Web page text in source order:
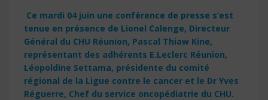
Ce mardi 04 juin une conférence de presse s’est
tenue en présence de Lionel Calenge, Directeur
Général du CHU Réunion, Pascal Thiaw Kine,
représentant des adhérents E.Leclerc Réunion,
Léopoldine Settama, présidente du comité
régional de la Ligue contre le cancer et le Dr Yves
Réguerre, Chef du service oncopédiatrie du CHU.